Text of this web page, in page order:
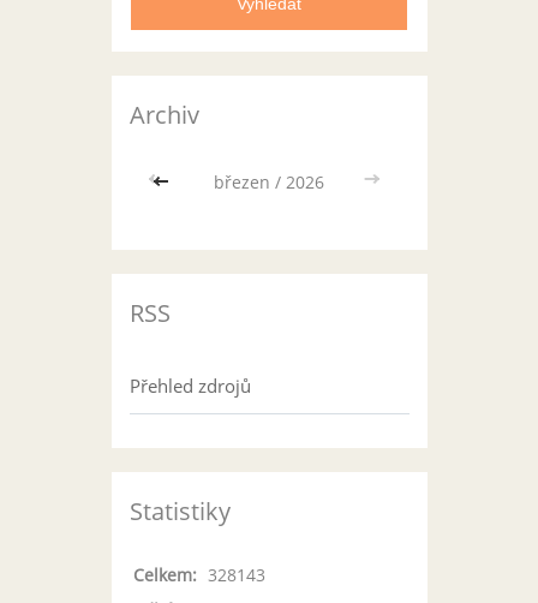
Archiv
<< březen / 2026 >>
RSS
Přehled zdrojů
Statistiky
Celkem: 328143